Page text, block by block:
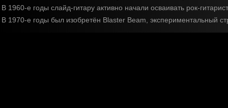
В 1960-е годы слайд-гитару активно начали осваивать рок-
В 1970-е годы был изобретён Blaster Beam, экспериментальный